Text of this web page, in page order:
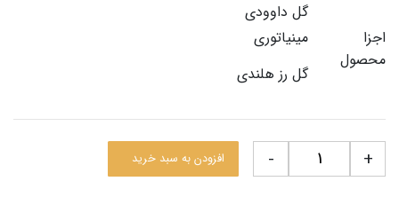
اجزا
محصول
گل داوودی
مینیاتوری
گل رز هلندی
+
- افزودن به سبد خرید